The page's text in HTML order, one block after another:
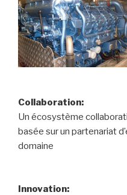
Collaboration:
Un écosystème
basée sur un partenariat
domaine
Innovation: